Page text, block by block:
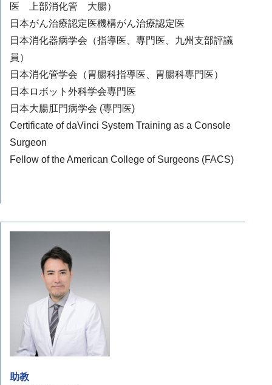
医 上部消化管 大腸）
日本がん治療認定医機構がん治療認定医
日本消化器病学会（指導医、専門医、九州支部評議
員）
日本消化管学会（胃腸科指導医、胃腸科専門医）
日本ロボット外科学会専門医
日本大腸肛門病学会 (専門医)
Certificate of daVinci System Training as a Console
Surgeon
Fellow of the American College of Surgeons (FACS)
助教